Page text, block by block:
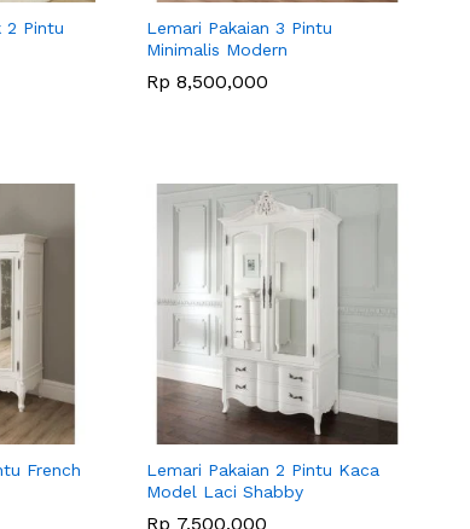
2 Pintu
Lemari Pakaian 3 Pintu
Minimalis Modern
Rp 8,500,000
Rp 8,500,000
French
Lemari Pakaian 2 Pintu Kaca
Model Laci Shabby
Rp 7,500,000
Rp 7,500,000